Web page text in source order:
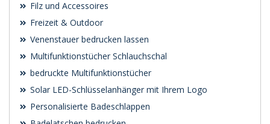
Filz und Accessoires
Freizeit & Outdoor
Venenstauer bedrucken lassen
Multifunktionstücher Schlauchschal
bedruckte Multifunktionstücher
Solar LED-Schlüsselanhänger mit Ihrem Logo
Personalisierte Badeschlappen